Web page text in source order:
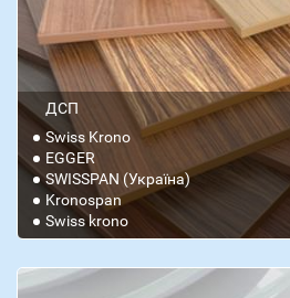
ДСП
Swiss Krono
EGGER
SWISSPAN (Україна)
Kronospan
Swiss krono